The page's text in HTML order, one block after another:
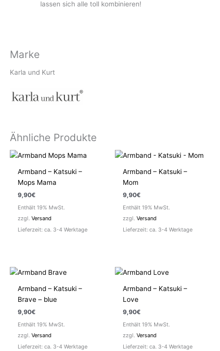
lassen sich alle toll kombinieren!
Marke
Karla und Kurt
Ähnliche Produkte
Armband – Katsuki –
Mops Mama
9,90€
Enthält 19% MwSt.
zzgl.Versand
Lieferzeit: ca. 3-4 Werktage
Armband – Katsuki –
Mom
9,90€
Enthält 19% MwSt.
zzgl.Versand
Lieferzeit: ca. 3-4 Werktage
Armband – Katsuki –
Brave – blue
9,90€
Enthält 19% MwSt.
zzgl.Versand
Lieferzeit: ca. 3-4 Werktage
Armband – Katsuki –
Love
9,90€
Enthält 19% MwSt.
zzgl.Versand
Lieferzeit: ca. 3-4 Werktage